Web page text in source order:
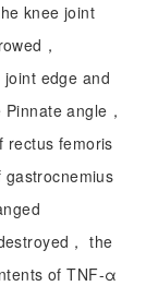
knee joint
，
edge and
angle，
rectus femoris
gastrocnemius
， the
of TNF-α